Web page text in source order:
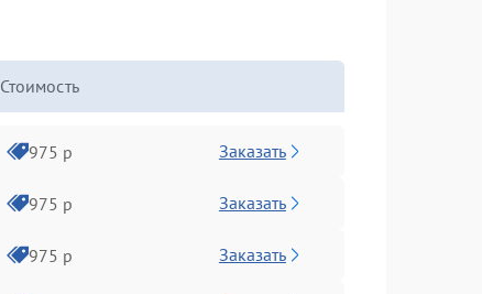
Стоимость
975 р Заказать
975 р Заказать
975 р Заказать